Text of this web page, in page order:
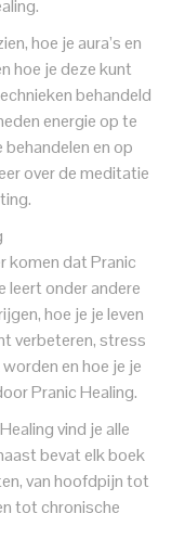
hoe je aura’s en
hoe je deze kunt
behandeld
energie op te
en op
over de meditatie
komen dat Pranic
leert onder andere
hoe je je leven
verbeteren, stress
en hoe je je
Pranic Healing.
vind je alle
bevat elk boek
van hoofdpijn tot
tot chronische